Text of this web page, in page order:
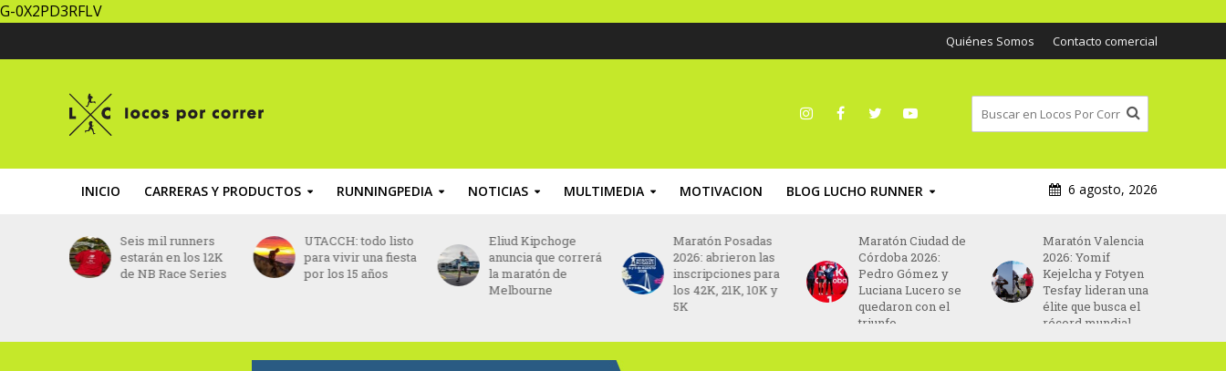
G-0X2PD3RFLV
Quiénes Somos Contacto comercial
INICIO CARRERAS Y PRODUCTOS RUNNINGPEDIA NOTICIAS MULTIMEDIA MOTIVACION BLOG LUCHO RUNNER 6 agosto, 2026
Seis mil runners
estarán en los 12K
de NB Race Series
UTACCH: todo listo
para vivir una fiesta
por los 15 años
Eliud Kipchoge
anuncia que correrá
la maratón de
Melbourne
Maratón Posadas
2026: abrieron las
inscripciones para
los 42K, 21K, 10K y
5K
Maratón Ciudad de
Córdoba 2026:
Pedro Gómez y
Luciana Lucero se
quedaron con el
triunfo
Maratón Valencia
2026: Yomif
Kejelcha y Fotyen
Tesfay lideran una
élite que busca el
récord mundial